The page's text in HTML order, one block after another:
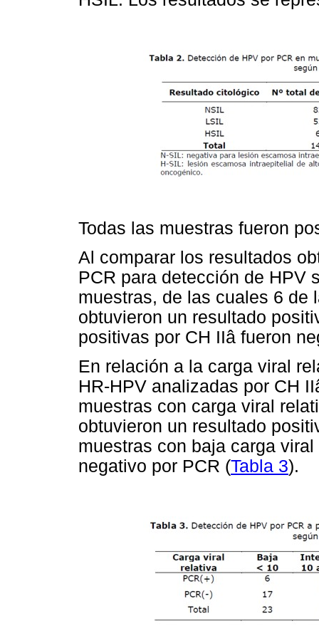
Todas las muestras fueron
Al comparar los resultados
PCR para detección de HPV
muestras, de las cuales 6 de
obtuvieron un resultado
positivas por CH IIâ fueron
En relación a la carga viral
HR-HPV analizadas por CH
muestras con carga viral
obtuvieron un resultado
muestras con baja carga
negativo por PCR (Tabla 3).